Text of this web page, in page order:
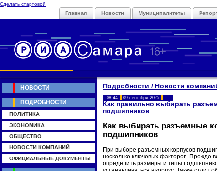
Сделать стартовой
Главная Новости Муниципалитеты
Подробности / Новости
08:44 09 сентября 2025
Как правильно выбирать
подшипников
Как выбирать разъемные
подшипников
При выборе разъемных корпусов
несколько ключевых факторов. Прежде
определить размеры и типы
НОВОСТИ
ПОДРОБНОСТИ
ПОЛИТИКА
ЭКОНОМИКА
ОБЩЕСТВО
НОВОСТИ КОМПАНИЙ
ОФИЦИАЛЬНЫЕ ДОКУМЕНТЫ